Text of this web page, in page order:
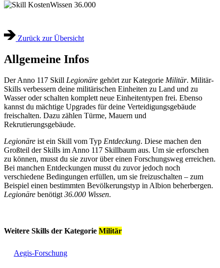
Wissen 36.000
Zurück zur Übersicht
Allgemeine Infos
Der Anno 117 Skill Legionäre gehört zur Kategorie Militär. Militär-
Skills verbessern deine militärischen Einheiten zu Land und zu
Wasser oder schalten komplett neue Einheitentypen frei. Ebenso
kannst du mächtige Upgrades für deine Verteidigungsgebäude
freischalten. Dazu zählen Türme, Mauern und
Rekrutierungsgebäude.
Legionäre ist ein Skill vom Typ Entdeckung. Diese machen den
Großteil der Skills im Anno 117 Skillbaum aus. Um sie erforschen
zu können, musst du sie zuvor über einen Forschungsweg erreichen.
Bei manchen Entdeckungen musst du zuvor jedoch noch
verschiedene Bedingungen erfüllen, um sie freizuschalten – zum
Beispiel einen bestimmten Bevölkerungstyp in Albion beherbergen.
Legionäre benötigt 36.000 Wissen.
Weitere Skills der Kategorie Militär
Aegis-Forschung